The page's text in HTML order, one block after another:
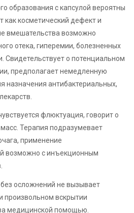
образования с капсулой вероятны
косметический дефект и
вмешательства возможно
отека, гиперемии, болезненных
о потенциальном
предполагает немедленную
назначения антибактериальных,
флюктуация, говорит о
Терапия подразумевает
применение
возможно с инъекционным
осложнений не вызывает
произвольном вскрытии
медицинской помощью.